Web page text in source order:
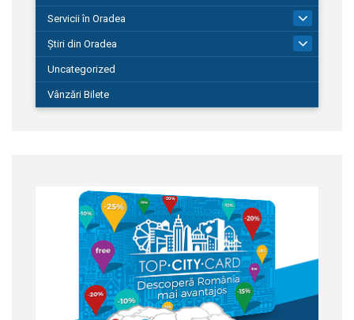
Servicii în Oradea
Știri din Oradea
Uncategorized
Vânzări Bilete